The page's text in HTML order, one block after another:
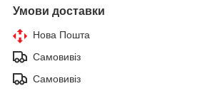
Умови доставки
Нова Пошта
Самовивіз
Самовивіз